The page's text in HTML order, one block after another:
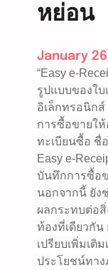
หย่อน
January
“Easy e-
รูปแบบของใ
อิเล็กทรอนิก
การซื้อขายใ
ทะเบียนซื้อ ชื่
Easy e-
บันทึกการซื้อ
นอกจากนี้ ยัง
ผลกระทบต่อ
ท้องที่เดียวกัน
เปรียบเพิ่มเติ
ประโยชน์ทา